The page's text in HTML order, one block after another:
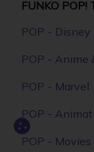
FUNKO POP!
POP - Disney
POP - Anime
POP - Marvel
POP -
POP - Movies